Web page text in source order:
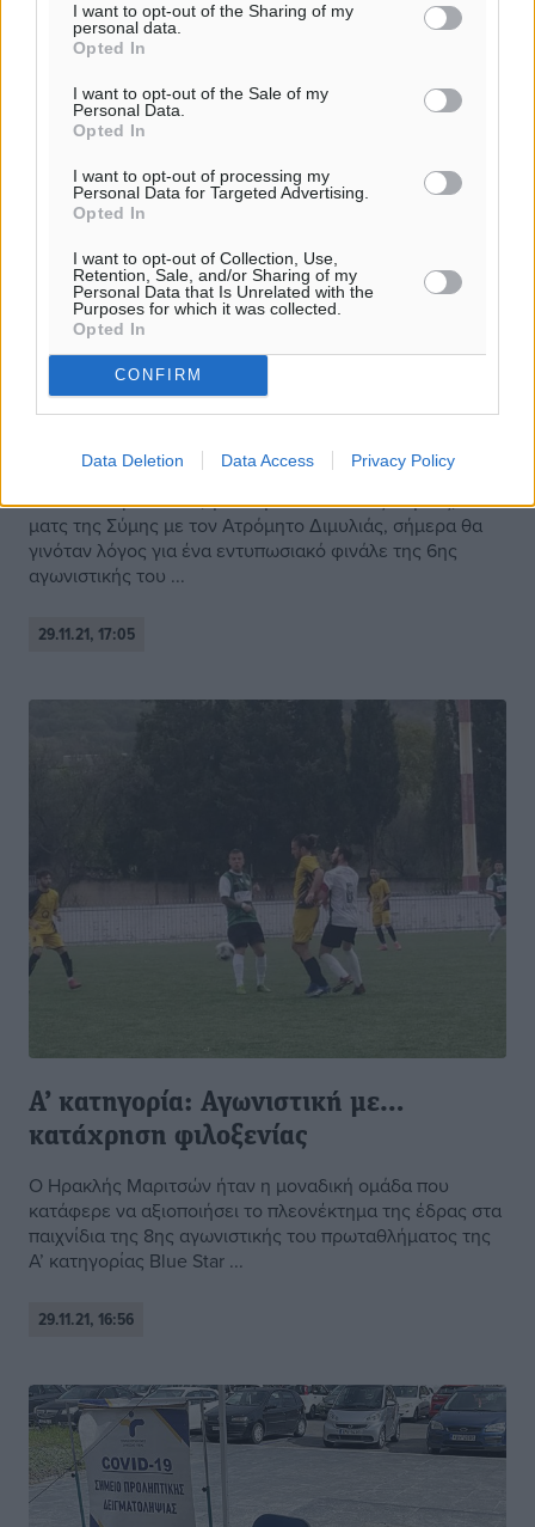
I want to opt-out of the Sharing of my
personal data.
Opted In
I want to opt-out of the Sale of my
Personal Data.
Opted In
I want to opt-out of processing my
Personal Data for Targeted Advertising.
Opted In
I want to opt-out of Collection, Use,
Retention, Sale, and/or Sharing of my
Personal Data that Is Unrelated with the
Purposes for which it was collected.
Opted In
CONFIRM
Data Deletion Data Access Privacy Policy
Β’ κατηγορία: Χορταστικό
σαββατοκύριακο, εντυπωσιακή
Δευτέρα
Αν δεν αναβαλλόταν, για συγκοινωνιακούς λόγους, το
ματς της Σύμης με τον Ατρόμητο Διμυλιάς, σήμερα θα
γινόταν λόγος για ένα εντυπωσιακό φινάλε της 6ης
αγωνιστικής του ...
29.11.21, 17:05
Α’ κατηγορία: Αγωνιστική με…
κατάχρηση φιλοξενίας
Ο Ηρακλής Μαριτσών ήταν η μοναδική ομάδα που
κατάφερε να αξιοποιήσει το πλεονέκτημα της έδρας στα
παιχνίδια της 8ης αγωνιστικής του πρωταθλήματος της
Α’ κατηγορίας Blue Star ...
29.11.21, 16:56